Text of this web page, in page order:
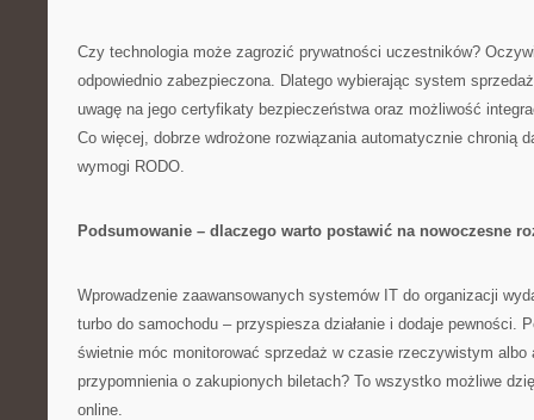
Czy technologia może zagrozić prywatności uczestników?
odpowiednio zabezpieczona. Dlatego wybierając system
uwagę na jego certyfikaty bezpieczeństwa oraz możliwość
Co więcej, dobrze wdrożone rozwiązania automatycznie chronią
wymogi RODO.
Podsumowanie – dlaczego warto postawić na nowoczesne
Wprowadzenie zaawansowanych systemów IT do organizacji
turbo do samochodu – przyspiesza działanie i dodaje pewności.
świetnie móc monitorować sprzedaż w czasie rzeczywistym albo
przypomnienia o zakupionych biletach? To wszystko możliwe
online.